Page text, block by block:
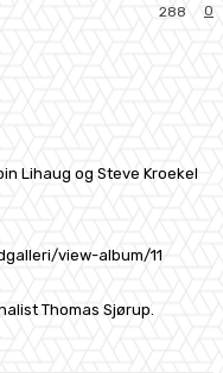
0
288
Lihaug og Steve Kroekel
view-album/11
Thomas Sjørup.